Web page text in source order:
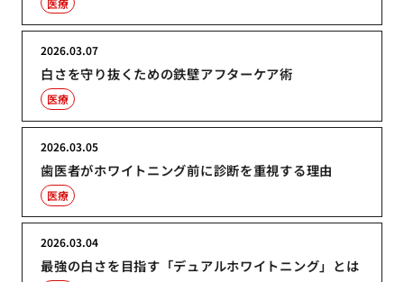
白さを守り抜くための鉄壁アフターケア術
2026.03.07
医療
歯医者がホワイトニング前に診断を重視する理由
2026.03.05
医療
最強の白さを目指す「デュアルホワイトニング」とは
2026.03.04